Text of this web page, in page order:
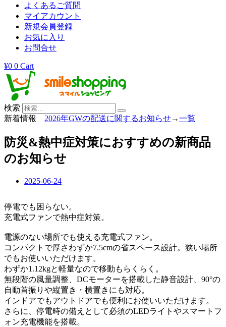
よくあるご質問
マイアカウント
新規会員登録
お気に入り
お問合せ
¥0 0 Cart
検索
新着情報 2026年GWの配送に関するお知らせ→一覧
防災&熱中症対策におすすめの新商品
のお知らせ
2025-06-24
停電でも困らない。
充電式ファンで熱中症対策。
電源のない場所でも使える充電式ファン。
コンパクトで厚さわずか7.5cmの省スペース設計。狭い場所
でもお使いいただけます。
わずか1.12kgと軽量なので移動もらくらく。
無段階の風量調整、DCモーターを搭載した静音設計、90°の
自動首振りや縦置き・横置きにも対応。
インドアでもアウトドアでも便利にお使いいただけます。
さらに、停電時の備えとして必須のLEDライトやスマートフ
ォン充電機能を搭載。